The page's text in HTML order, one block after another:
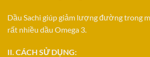
Dầu Sachi giúp giảm lượng đường trong
rất nhiều dầu Omega 3.
II. CÁCH SỬ DỤNG: